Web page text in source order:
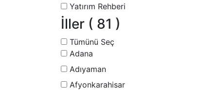
Yatırım Rehberi
İller ( 81 )
Tümünü Seç
Adana
Adıyaman
Afyonkarahisar